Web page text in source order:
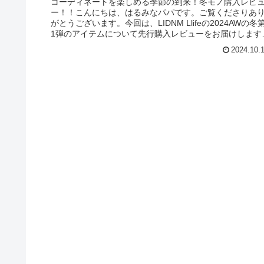
コーディネートを楽しめる季節の到来！冬モノ購入レビュ
ー！！こんにちは、はるみなパパです。ご覧くださりあり
がとうございます。今回は、LIDNM Llifeの2024AWの冬
1弾のアイテムについて先行購入レビューをお届けします